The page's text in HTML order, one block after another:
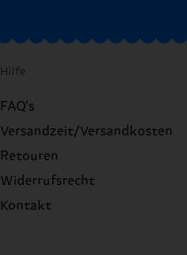
Hilfe
FAQ's
Versandzeit/Versandkosten
Retouren
Widerrufsrecht
Kontakt